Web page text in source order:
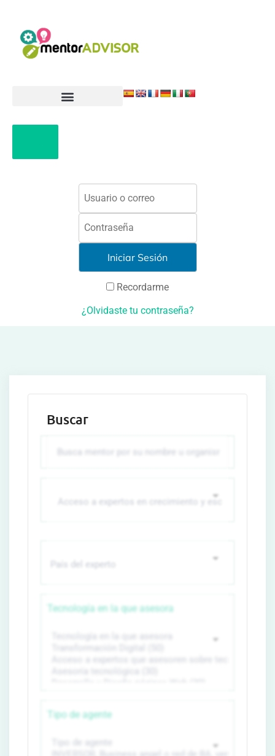
Recordarme
¿Olvidaste tu contraseña?
Buscar
Tecnología en la que asesora
Tipo de agente